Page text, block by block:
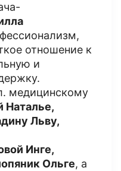
отношение к
и
медицинскому
Наталье,
Льву,
Инге,
Ольге, а